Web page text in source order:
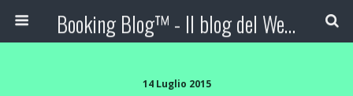
Booking Blog™ - Il blog del Web Marketing Turistico
14 Luglio 2015